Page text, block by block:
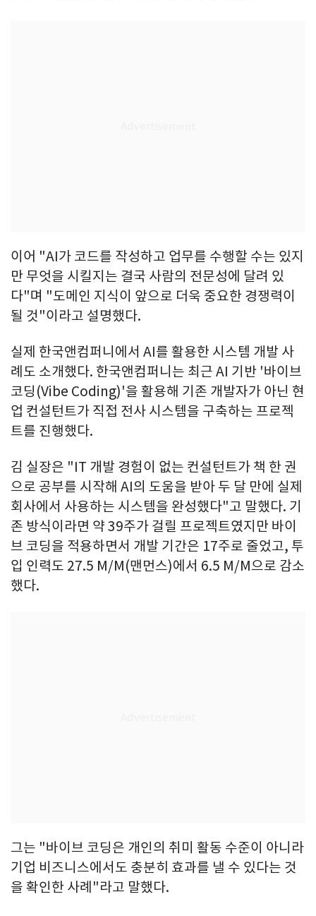
이어 "AI가 코드를 작성하고 업무를 수행할 수는 있지
만 무엇을 시킬지는 결국 사람의 전문성에 달려 있
다"며 "도메인 지식이 앞으로 더욱 중요한 경쟁력이
될 것"이라고 설명했다.
실제 한국앤컴퍼니에서 AI를 활용한 시스템 개발 사
례도 소개했다. 한국앤컴퍼니는 최근 AI 기반 '바이브
코딩(Vibe Coding)'을 활용해 기존 개발자가 아닌 현
업 컨설턴트가 직접 전사 시스템을 구축하는 프로젝
트를 진행했다.
김 실장은 "IT 개발 경험이 없는 컨설턴트가 책 한 권
으로 공부를 시작해 AI의 도움을 받아 두 달 만에 실제
회사에서 사용하는 시스템을 완성했다"고 말했다. 기
존 방식이라면 약 39주가 걸릴 프로젝트였지만 바이
브 코딩을 적용하면서 개발 기간은 17주로 줄었고, 투
입 인력도 27.5 M/M(맨먼스)에서 6.5 M/M으로 감소
했다.
그는 "바이브 코딩은 개인의 취미 활동 수준이 아니라
기업 비즈니스에서도 충분히 효과를 낼 수 있다는 것
을 확인한 사례"라고 말했다.